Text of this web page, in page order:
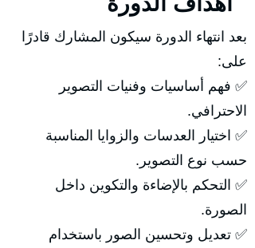
بعد انتهاء الدورة سيكون المشارك قادرًا
على:
✅ فهم أساسيات وفنيات التصوير
الاحترافي.
✅ اختيار العدسات والزوايا المناسبة
حسب نوع التصوير.
✅ التحكم بالإضاءة والتكوين داخل
الصورة.
✅ تعديل وتحسين الصور باستخدام